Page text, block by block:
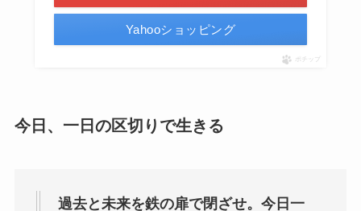
Yahooショッピング
ポチップ
今日、一日の区切りで生きる
過去と未来を鉄の扉で閉ざせ。今日一